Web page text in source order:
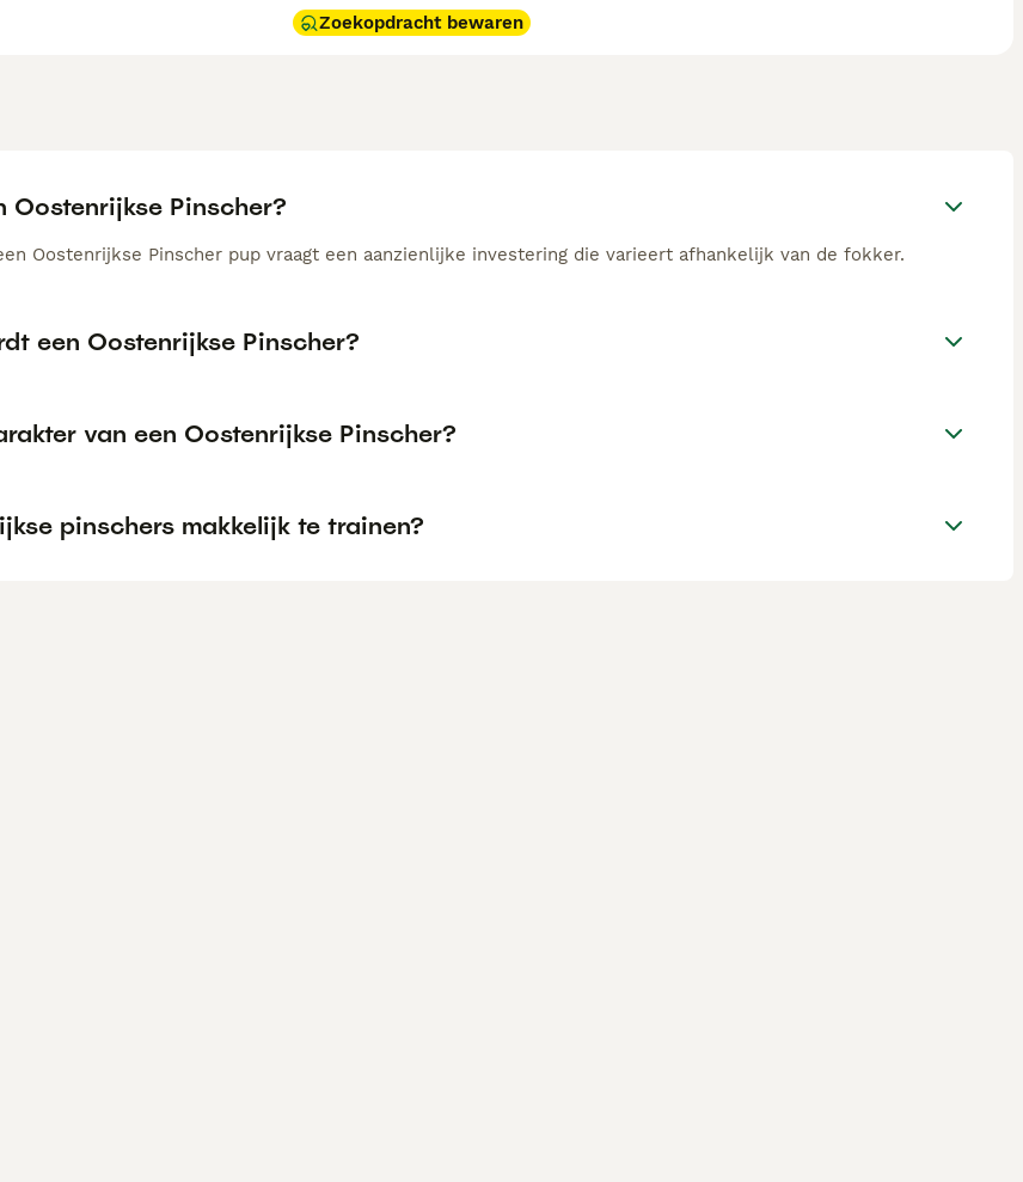
Zoekopdracht bewaren
Oostenrijkse Pinscher?
Oostenrijkse Pinscher pup vraagt een aanzienlijke investering die varieert afhankelijk van de fokker.
een Oostenrijkse Pinscher?
van een Oostenrijkse Pinscher?
pinschers makkelijk te trainen?